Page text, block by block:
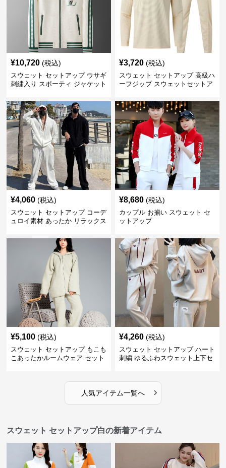
¥10,720 (税込)
スウェット セットアップ ウサギ
刺繍入り スポーティ ジャケット
¥3,720 (税込)
スウェット セットアップ 高級ハ
ーフジップ スウェットセットア
¥4,060 (税込)
スウェット セットアップ コーデ
ュロイ素材 あったか リラックス
¥8,680 (税込)
カップル お揃い スウェット セ
ットアップ
¥5,100 (税込)
スウェット セットアップ もこも
こあったかルームウェア セット
¥4,260 (税込)
スウェット セットアップ ハート
刺繍 ゆるふわスウェット上下セ
人気アイテム一覧へ ›
スウェット セットアップ白の新着アイテム